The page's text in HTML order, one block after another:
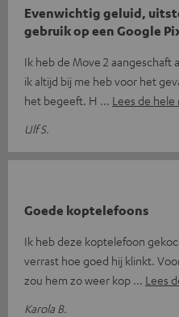
Evenwichtig geluid,
gebruik op een Google
Ik heb de Move 2 aangeschaft
ik altijd bij me heb voor het
het begeeft. H
Lees de hele
Ulf S.
Goede koptelefoons
Ik heb deze koptelefoon
verrast hoe goed hij klinkt.
zou hem zo weer kop
Lees
Karola B.